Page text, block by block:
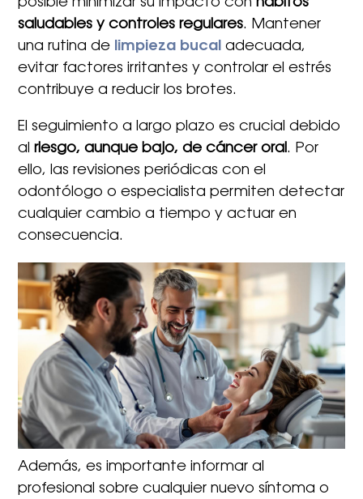
posible minimizar su impacto conhábitos
saludables y controles regulares. Mantener
una rutina de limpieza bucal adecuada,
evitar factores irritantes y controlar el estrés
contribuye a reducir los brotes.
El seguimiento a largo plazo es crucial debido
alriesgo, aunque bajo, de cáncer oral. Por
ello, las revisiones periódicas con el
odontólogo o especialista permiten detectar
cualquier cambio a tiempo y actuar en
consecuencia.
Además, es importante informar al
profesional sobre cualquier nuevo síntoma o